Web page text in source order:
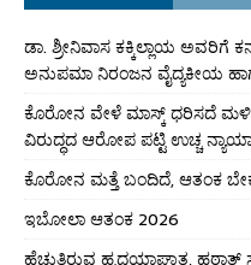
ಡಾ. ಶ್ರೀನಿವಾಸ ಕಕ್ಕಿಲ್ಲಾಯ ಅವರಿಗೆ
ಅನುಪಮಾ ನಿರಂಜನ ವೈದ್ಯಕೀಯ
ಕೊರೋನ ವೇಳೆ ಮಾಸ್ಕ್ ಧರಿಸದೆ ಮಳಿಗೆ
ವಿರುದ್ಧದ ಆರೋಪ ಪಟ್ಟಿ ಉಚ್ಚ
ಕೊರೋನ ಮತ್ತೆ ಬಂದಿದೆ, ಆತಂಕ
ಇಬೋಲಾ ಆತಂಕ 2026
ಹೆಚ್ಚುತ್ತಿರುವ ಹೃದಯಾಘಾತ, ಹಠಾತ್